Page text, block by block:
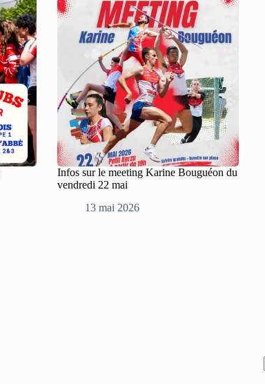
Infos sur le meeting Karine Bouguéon du
vendredi 22 mai
13 mai 2026